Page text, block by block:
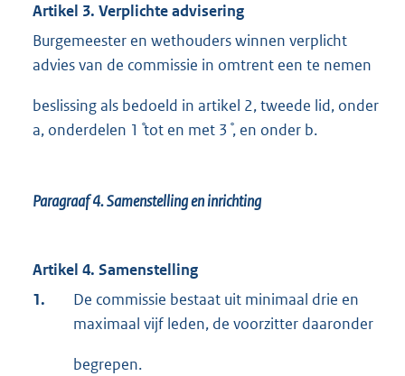
Artikel 3. Verplichte advisering
Burgemeester en wethouders winnen verplicht
advies van de commissie in omtrent een te nemen
beslissing als bedoeld in artikel 2, tweede lid, onder
a, onderdelen 1 ̊tot en met 3 ̊, en onder b.
Paragraaf 4.Samenstelling en inrichting
Artikel 4. Samenstelling
1.
De commissie bestaat uit minimaal drie en
maximaal vijf leden, de voorzitter daaronder
begrepen.